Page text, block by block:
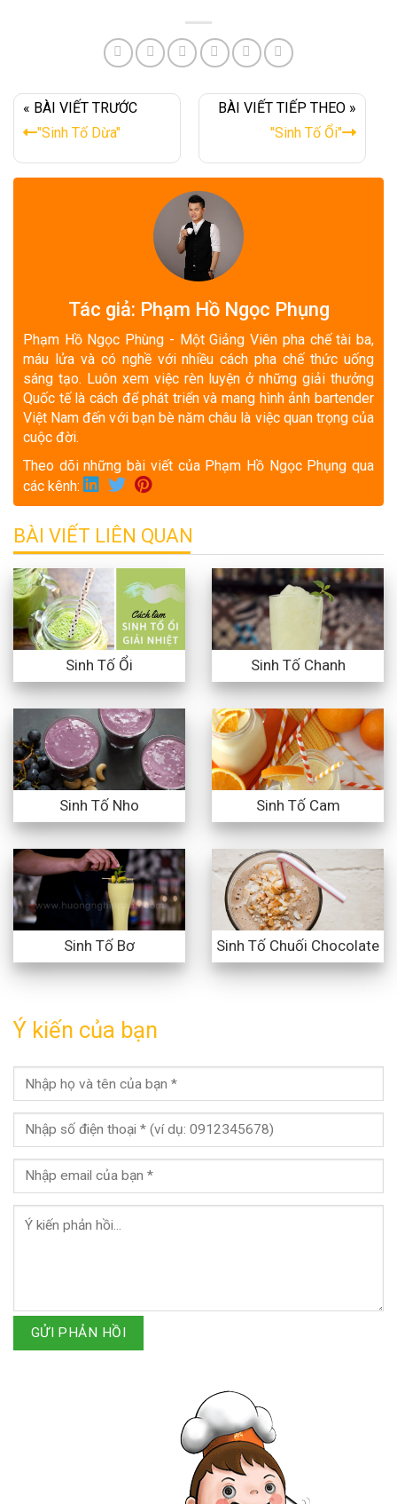
« BÀI VIẾT TRƯỚC
"Sinh Tố Dừa"
BÀI VIẾT TIẾP THEO »
"Sinh Tố Ổi"
Tác giả: Phạm Hồ Ngọc Phụng
Phạm Hồ Ngọc Phùng - Một Giảng Viên pha chế tài ba,
máu lửa và có nghề với nhiều cách pha chế thức uống
sáng tạo. Luôn xem việc rèn luyện ở những giải thưởng
Quốc tế là cách để phát triển và mang hình ảnh bartender
Việt Nam đến với bạn bè năm châu là việc quan trọng của
cuộc đời.
Theo dõi những bài viết của Phạm Hồ Ngọc Phụng qua
các kênh:
BÀI VIẾT LIÊN QUAN
Sinh Tố Ổi Sinh Tố Chanh
Sinh Tố Nho Sinh Tố Cam
Sinh Tố Bơ Sinh Tố Chuối Chocolate
Ý kiến của bạn
GỬI PHẢN HỒI